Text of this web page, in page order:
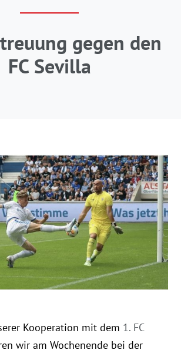
gegen den
FC Sevilla
Kooperation mit dem 1. FC
wir am Wochenende bei der